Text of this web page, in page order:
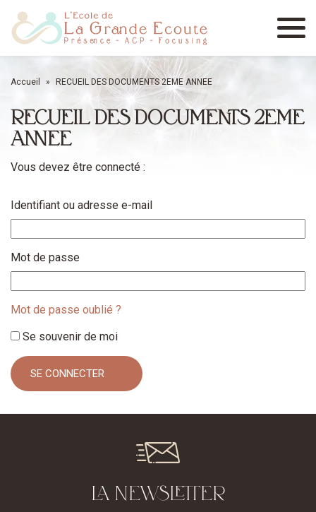
Menu
Accueil » RECUEIL DES DOCUMENTS 2EME ANNEE
RECUEIL DES DOCUMENTS 2EME
ANNEE
Vous devez être connecté :
Identifiant ou adresse e-mail
Mot de passe
Mot de passe oublié ?
Se souvenir de moi
LA NEWSLETTER